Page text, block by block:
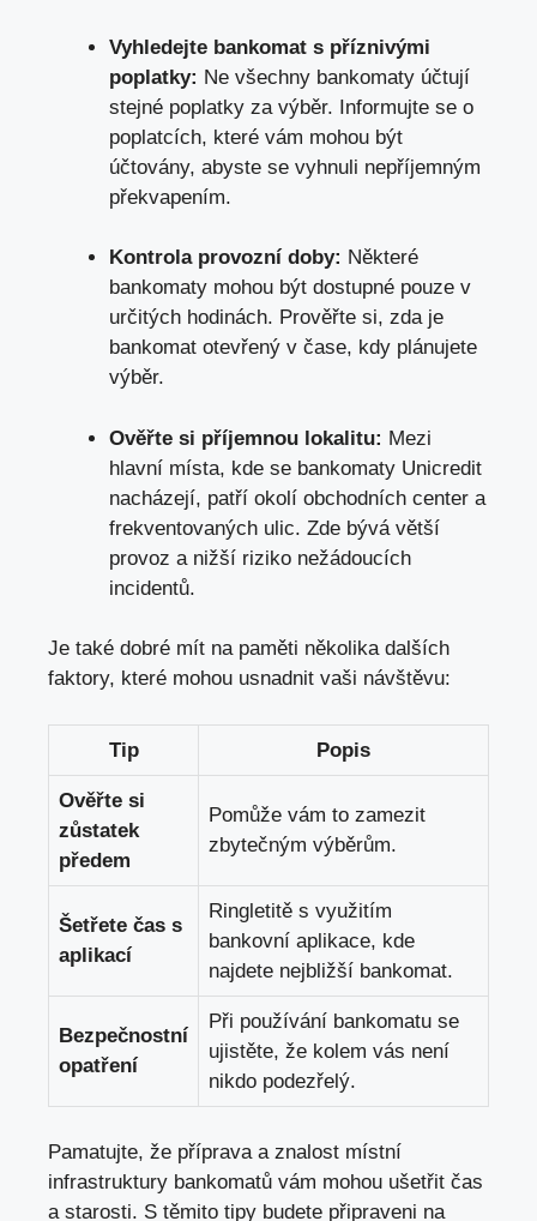
Vyhledejte bankomat s příznivými
poplatky: Ne všechny bankomaty účtují
stejné poplatky za výběr. Informujte se o
poplatcích, které vám mohou být
účtovány, abyste se vyhnuli nepříjemným
překvapením.
Kontrola provozní doby: Některé
bankomaty mohou být dostupné pouze v
určitých hodinách. Prověřte si, zda je
bankomat otevřený v čase, kdy plánujete
výběr.
Ověřte si příjemnou lokalitu: Mezi
hlavní místa, kde se bankomaty Unicredit
nacházejí, patří okolí obchodních center a
frekventovaných ulic. Zde bývá větší
provoz a nižší riziko nežádoucích
incidentů.
Je také dobré mít na paměti několika dalších
faktory, které mohou usnadnit vaši návštěvu:
Tip Popis
Ověřte si
zůstatek
předem
Pomůže vám to zamezit
zbytečným výběrům.
Šetřete čas s
aplikací
Ringletitě s využitím
bankovní aplikace, kde
najdete nejbližší bankomat.
Bezpečnostní
opatření
Při používání bankomatu se
ujistěte, že kolem vás není
nikdo podezřelý.
Pamatujte, že příprava a znalost místní
infrastruktury bankomatů vám mohou ušetřit čas
a starosti. S těmito tipy budete připraveni na